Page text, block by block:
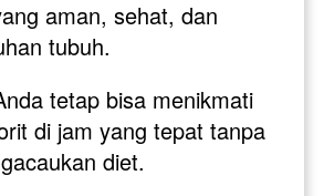
aman, sehat, dan
tubuh.
tetap bisa menikmati
di jam yang tepat tanpa
diet.